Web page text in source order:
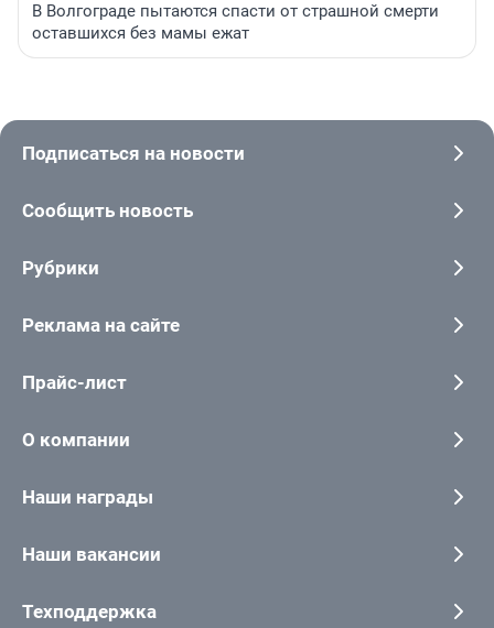
В Волгограде пытаются спасти от страшной смерти
оставшихся без мамы ежат
Подписаться на новости
Сообщить новость
Рубрики
Реклама на сайте
Прайс-лист
О компании
Наши награды
Наши вакансии
Техподдержка